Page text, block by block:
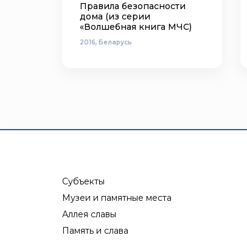
Правила безопасности
дома (из серии
«Волшебная книга МЧС)
2016, Беларусь
Субъекты
Музеи и памятные места
Аллея славы
Память и слава